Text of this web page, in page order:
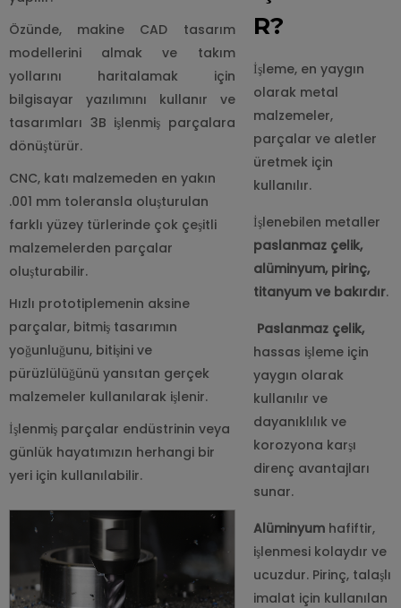
Özünde, makine CAD tasarım
modellerini almak ve takım
yollarını haritalamak için
bilgisayar yazılımını kullanır ve
tasarımları 3B işlenmiş parçalara
dönüştürür.
CNC, katı malzemeden en yakın
.001 mm toleransla oluşturulan
farklı yüzey türlerinde çok çeşitli
malzemelerden parçalar
oluşturabilir.
Hızlı prototiplemenin aksine
parçalar, bitmiş tasarımın
yoğunluğunu, bitişini ve
pürüzlülüğünü yansıtan gerçek
malzemeler kullanılarak işlenir.
İşlenmiş parçalar endüstrinin veya
günlük hayatımızın herhangi bir
yeri için kullanılabilir.
R?
İşleme, en yaygın
olarak metal
malzemeler,
parçalar ve aletler
üretmek için
kullanılır.
İşlenebilen metaller
paslanmaz çelik,
alüminyum, pirinç,
titanyum ve bakırdır.
Paslanmaz çelik,
hassas işleme için
yaygın olarak
kullanılır ve
dayanıklılık ve
korozyona karşı
direnç avantajları
sunar.
Alüminyumhafiftir,
işlenmesi kolaydır ve
ucuzdur. Pirinç, talaşlı
imalat için kullanılan